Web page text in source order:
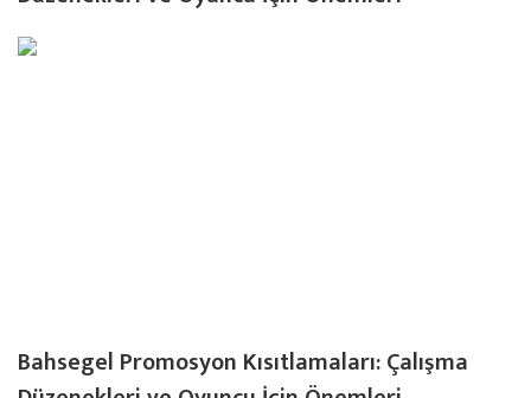
Bahsegel Promosyon Kısıtlamaları: Çalışma